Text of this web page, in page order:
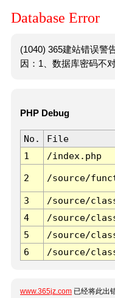
Database Error
(1040) 365建站错误警
因：1、数据库密码不
PHP Debug
No. File
1
/index.php
2 /source/
3 /source/
4
/source/
5
/source/
6
/source/
www.365jz.com 已经将此出